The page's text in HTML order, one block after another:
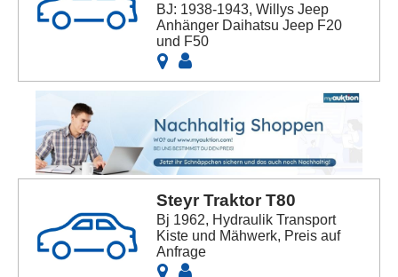
BJ: 1938-1943, Willys Jeep
Anhänger Daihatsu Jeep F20
und F50
Steyr Traktor T80
Bj 1962, Hydraulik Transport
Kiste und Mähwerk, Preis auf
Anfrage